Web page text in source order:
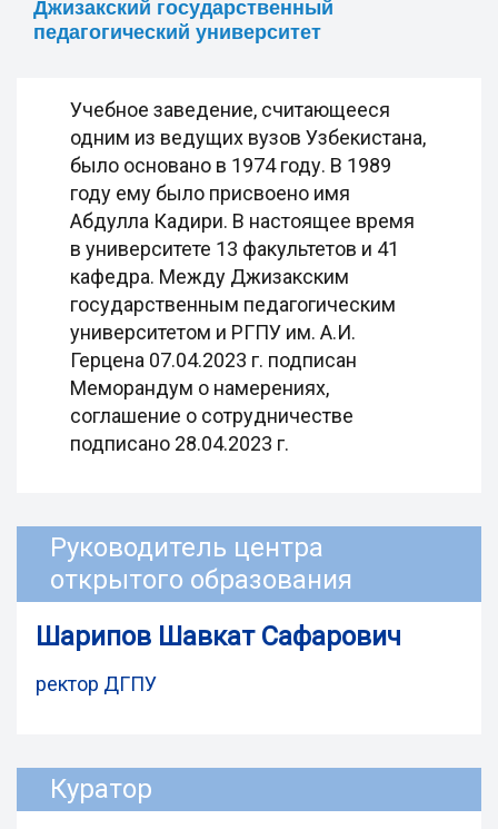
Джизакский государственный
педагогический университет
Учебное заведение, считающееся
одним из ведущих вузов Узбекистана,
было основано в 1974 году. В 1989
году ему было присвоено имя
Абдулла Кадири. В настоящее время
в университете 13 факультетов и 41
кафедра. Между Джизакским
государственным педагогическим
университетом и РГПУ им. А.И.
Герцена 07.04.2023 г. подписан
Меморандум о намерениях,
соглашение о сотрудничестве
подписано 28.04.2023 г.
Руководитель центра
открытого образования
Шарипов Шавкат Сафарович
ректор ДГПУ
Куратор